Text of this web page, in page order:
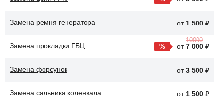
Замена ремня генератора от 1 500 ₽
Замена прокладки ГБЦ от
10000
7 000 ₽
Замена форсунок от3 500 ₽
Замена сальника коленвала от 1 500 ₽